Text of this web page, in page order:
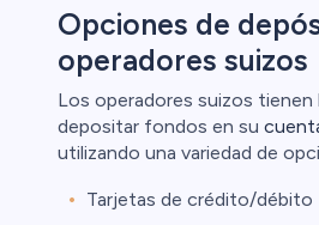
Opciones de
operadores suizos
Los operadores suizos tienen
depositar fondos en su
utilizando una variedad de
Tarjetas de crédito/débito